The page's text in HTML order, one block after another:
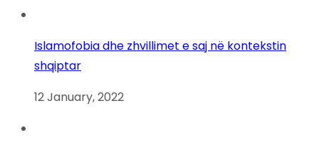
Islamofobia dhe zhvillimet e saj në kontekstin
shqiptar
12 January, 2022